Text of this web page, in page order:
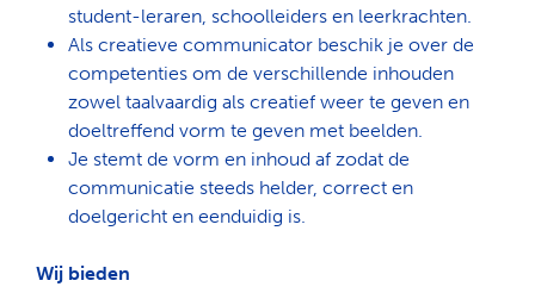
student-leraren, schoolleiders en leerkrachten.
Als creatieve communicator beschik je over de
competenties om de verschillende inhouden
zowel taalvaardig als creatief weer te geven en
doeltreffend vorm te geven met beelden.
Je stemt devorm en inhoud af zodat de
communicatie steeds helder, correct en
doelgericht en eenduidig is.
Wij bieden